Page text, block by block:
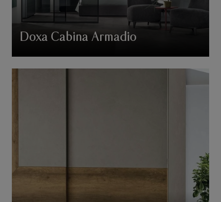
Doxa Cabina Armadio